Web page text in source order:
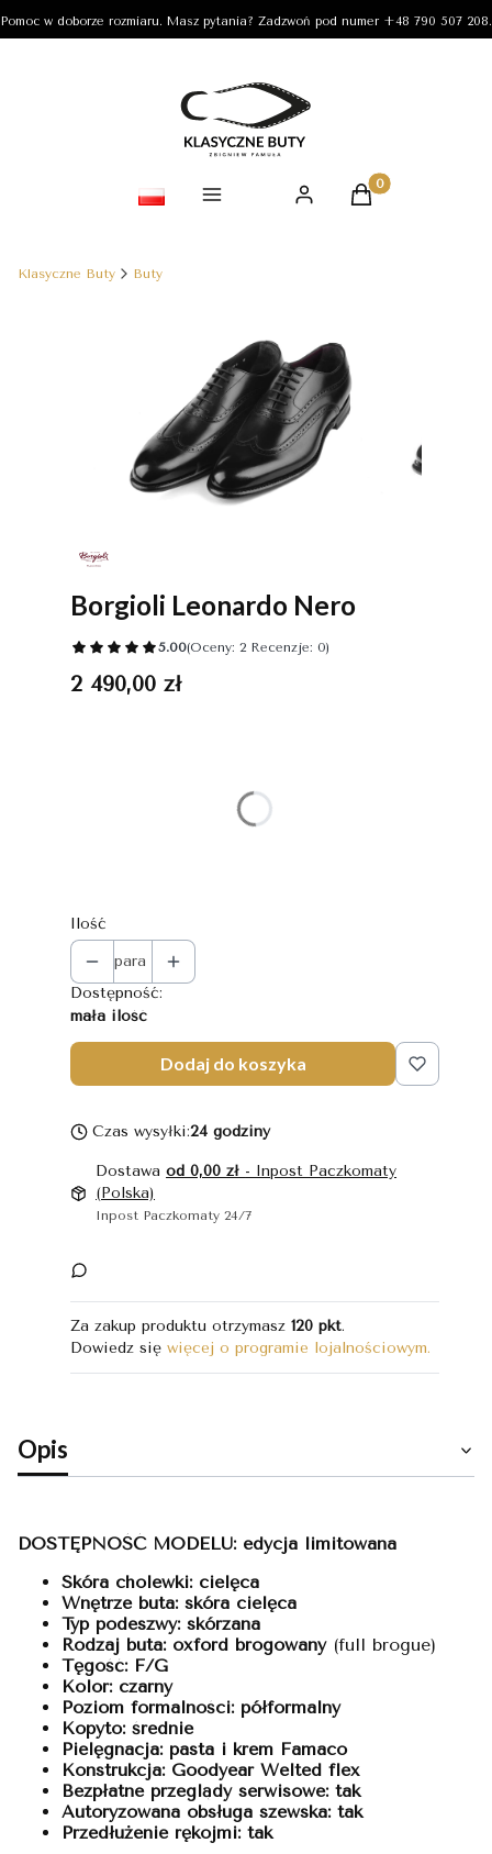
Pomoc w doborze rozmiaru. Masz pytania? Zadzwoń pod numer +48 790 507 208.
Produkty w
Klasyczne Buty Buty
Borgioli Leonardo Nero
5.00(Oceny: 2 Recenzje: 0)
Cena
2 490,00 zł
Ilość
para
Dostępność:
mała ilość
Dodaj do koszyka
Czas wysyłki:24 godziny
Dostawaod 0,00 zł - Inpost Paczkomaty
(Polska)
Inpost Paczkomaty 24/7
Za zakup produktu otrzymasz 120 pkt.
Dowiedz się więcej o programie lojalnościowym.
Opis
DOSTĘPNOŚĆ MODELU: edycja limitowana
Skóra cholewki: cielęca
Wnętrze buta: skóra cielęca
Typ podeszwy: skórzana
Rodzaj buta: oxford brogowany(full brogue)
Tęgość: F/G
Kolor: czarny
Poziom formalności: półformalny
Kopyto: średnie
Pielęgnacja: pasta i krem Famaco
Konstrukcja: Goodyear Welted flex
Bezpłatne przeglądy serwisowe: tak
Autoryzowana obsługa szewska: tak
Przedłużenie rękojmi: tak